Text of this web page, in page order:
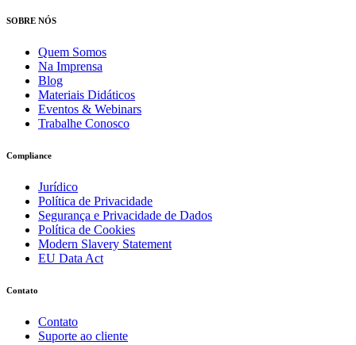
SOBRE NÓS
Quem Somos
Na Imprensa
Blog
Materiais Didáticos
Eventos & Webinars
Trabalhe Conosco
Compliance
Jurídico
Política de Privacidade
Segurança e Privacidade de Dados
Política de Cookies
Modern Slavery Statement
EU Data Act
Contato
Contato
Suporte ao cliente